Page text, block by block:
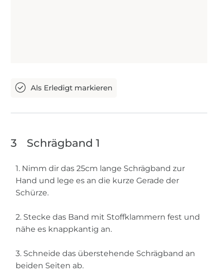
3 Schrägband 1
1. Nimm dir das 25cm lange Schrägband zur
Hand und lege es an die kurze Gerade der
Schürze.
2. Stecke das Band mit Stoffklammern fest und
nähe es knappkantig an.
3. Schneide das überstehende Schrägband an
beiden Seiten ab.